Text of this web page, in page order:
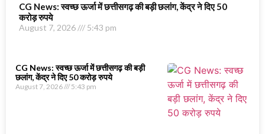
CG News: स्वच्छ ऊर्जा में छत्तीसगढ़ की बड़ी छलांग, केंद्र ने दिए 50
करोड़ रुपये
August 7, 2026 5:43 pm
CG News: स्वच्छ ऊर्जा में छत्तीसगढ़ की बड़ी
छलांग, केंद्र ने दिए 50 करोड़ रुपये
August 7, 2026 5:43 pm